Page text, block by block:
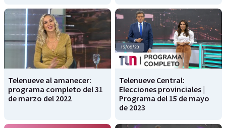
Telenueve al amanecer:
programa completo del 31
de marzo del 2022
Telenueve Central:
Elecciones provinciales |
Programa del 15 de mayo
de 2023